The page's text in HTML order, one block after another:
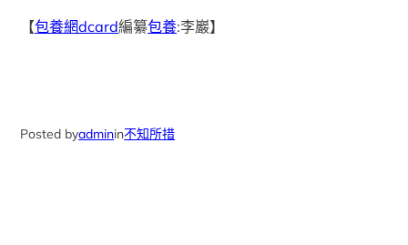
【包養網dcard編纂包養:李巖】
Posted byadminin不知所措